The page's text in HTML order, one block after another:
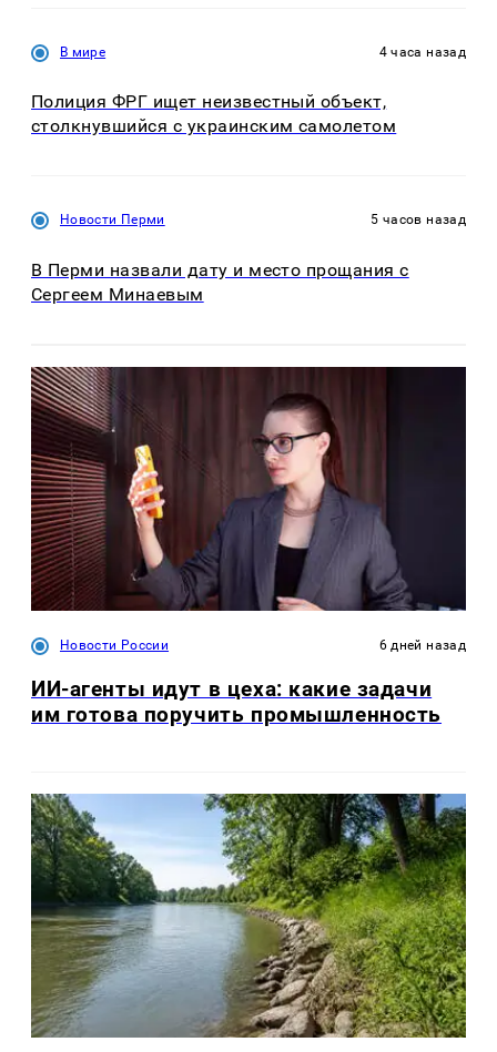
В мире 4 часа назад
Полиция ФРГ ищет неизвестный объект,
столкнувшийся с украинским самолетом
Новости Перми 5 часов назад
В Перми назвали дату и место прощания с
Сергеем Минаевым
Новости России 6 дней назад
ИИ-агенты идут в цеха: какие задачи
им готова поручить промышленность